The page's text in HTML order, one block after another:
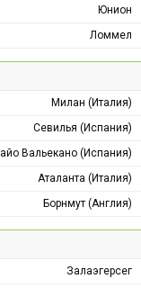
Юнион
Ломмел
Милан (Италия)
Севилья (Испания)
Вальекано (Испания)
Аталанта (Италия)
Борнмут (Англия)
Залаэгерсег